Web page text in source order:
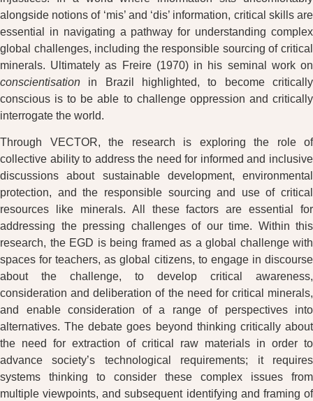
alongside notions of ‘mis’ and ‘dis’ information, critical skills are
essential in navigating a pathway for understanding complex
global challenges, including the responsible sourcing of critical
minerals. Ultimately as Freire (1970) in his seminal work on
conscientisation in Brazil highlighted, to become critically
conscious is to be able to challenge oppression and critically
interrogate the world.
Through VECTOR, the research is exploring the role of
collective ability to address the need for informed and inclusive
discussions about sustainable development, environmental
protection, and the responsible sourcing and use of critical
resources like minerals. All these factors are essential for
addressing the pressing challenges of our time. Within this
research, the EGD is being framed as a global challenge with
spaces for teachers, as global citizens, to engage in discourse
about the challenge, to develop critical awareness,
consideration and deliberation of the need for critical minerals,
and enable consideration of a range of perspectives into
alternatives. The debate goes beyond thinking critically about
the need for extraction of critical raw materials in order to
advance society’s technological requirements; it requires
systems thinking to consider these complex issues from
multiple viewpoints, and subsequent identifying and framing of